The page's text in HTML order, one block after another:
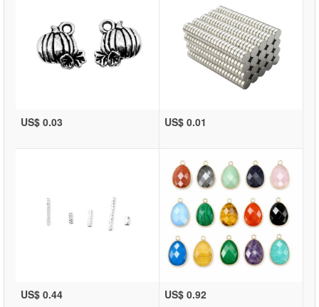
US$ 0.03 US$ 0.01
US$ 0.44 US$ 0.92